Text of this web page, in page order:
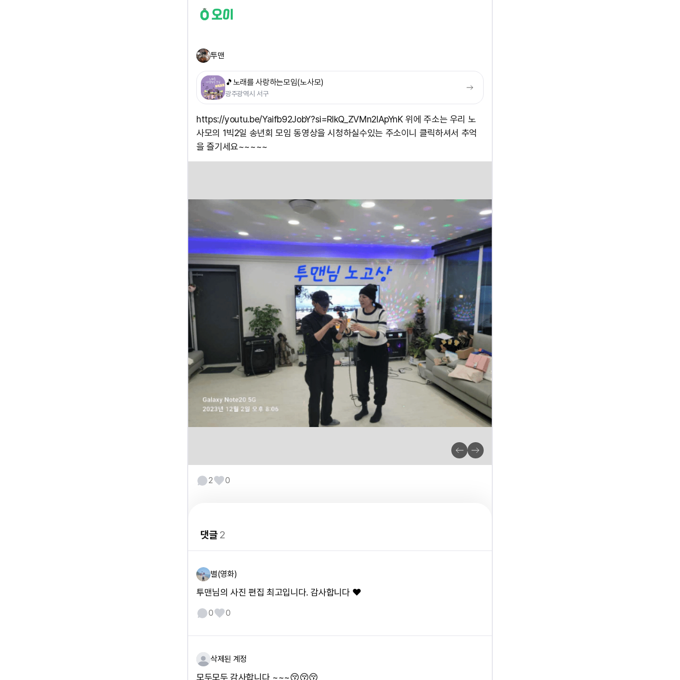
투맨
🎵노래를 사랑하는모임(노사모)
광주광역시 서구
https://youtu.be/Yaifb92JobY?si=RlkQ_ZVMn2lApYnK 위에 주소는 우리 노
사모의 1빅2일 송년회 모임 동영상을 시청하실수있는 주소이니 클릭하셔서 추억
을 즐기세요~~~~~
2 0
댓글2
별(영화)
투맨님의 사진 편집 최고입니다. 감사합니다 ❤️
0 0
삭제된 계정
모두모두 감사합니다 ~~~😚😚😚